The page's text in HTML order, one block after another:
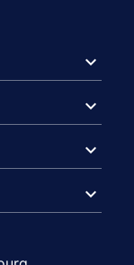
expand_more
expand_more
expand_more
expand_more